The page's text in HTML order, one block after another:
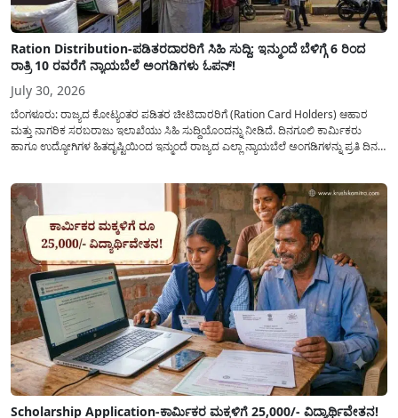
Ration Distribution-ಪಡಿತರದಾರರಿಗೆ ಸಿಹಿ ಸುದ್ದಿ: ಇನ್ಮುಂದೆ ಬೆಳಿಗ್ಗೆ 6 ರಿಂದ
ರಾತ್ರಿ 10 ರವರೆಗೆ ನ್ಯಾಯಬೆಲೆ ಅಂಗಡಿಗಳು ಓಪನ್!
July 30, 2026
ಬೆಂಗಳೂರು: ರಾಜ್ಯದ ಕೋಟ್ಯಂತರ ಪಡಿತರ ಚೀಟಿದಾರರಿಗೆ (Ration Card Holders) ಆಹಾರ
ಮತ್ತು ನಾಗರಿಕ ಸರಬರಾಜು ಇಲಾಖೆಯು ಸಿಹಿ ಸುದ್ದಿಯೊಂದನ್ನು ನೀಡಿದೆ. ದಿನಗೂಲಿ ಕಾರ್ಮಿಕರು
ಹಾಗೂ ಉದ್ಯೋಗಿಗಳ ಹಿತದೃಷ್ಟಿಯಿಂದ ಇನ್ಮುಂದೆ ರಾಜ್ಯದ ಎಲ್ಲಾ ನ್ಯಾಯಬೆಲೆ ಅಂಗಡಿಗಳನ್ನು ಪ್ರತಿ ದಿನ
Scholarship Application-ಕಾರ್ಮಿಕರ ಮಕ್ಕಳಿಗೆ 25,000/- ವಿದ್ಯಾರ್ಥಿವೇತನ!